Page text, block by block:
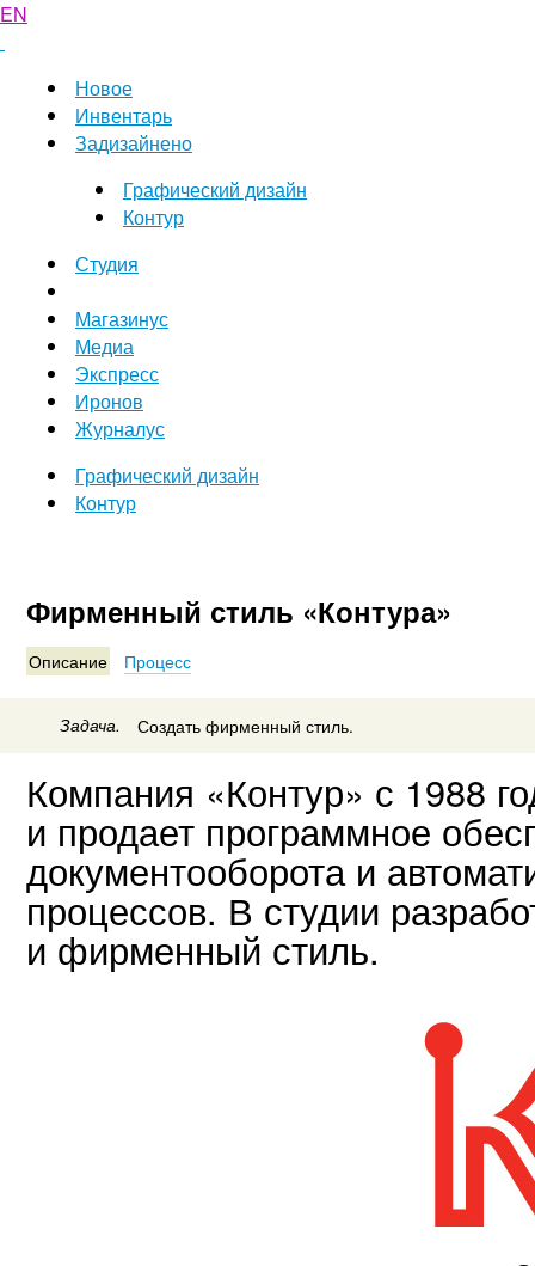
EN
Новое
Инвентарь
Задизайнено
Графический дизайн
Контур
Студия
Магазинус
Медиа
Экспресс
Иронов
Журналус
Графический дизайн
Контур
Фирменный стиль «Контура»
Описание Процесс
Задача. Создать фирменный стиль.
Компания «Контур» с 1988
и продает программное
документооборота и
процессов. В студии
и фирменный стиль.